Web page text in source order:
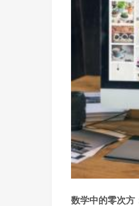
数学中的零次方